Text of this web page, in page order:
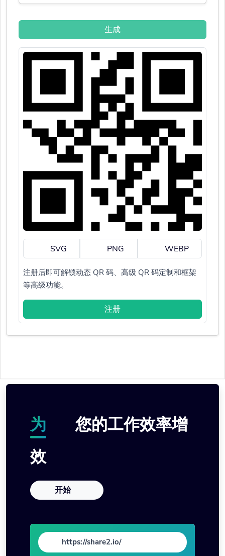
生成
SVG PNG WEBP
注册后即可解锁动态 QR 码、高级 QR 码定制和框架
等高级功能。
注册
为
您的工作效率增
效
开始
https://share2.io/